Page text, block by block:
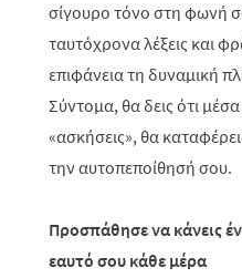
σίγουρο τόνο στη φωνή
ταυτόχρονα λέξεις και
επιφάνεια τη δυναμική
Σύντομα, θα δεις ότι
«ασκήσεις», θα
την αυτοπεποίθησή σου.
Προσπάθησε να κάνεις
εαυτό σου κάθε μέρα